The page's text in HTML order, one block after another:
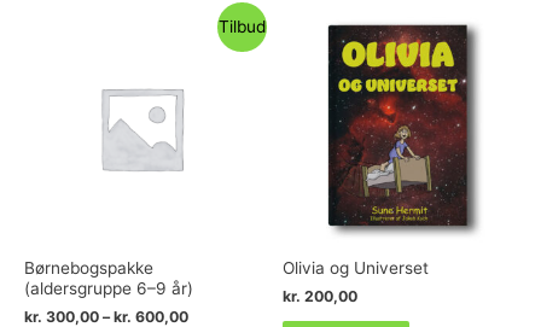
Tilbud
Børnebogspakke
(aldersgruppe 6–9 år)
kr. 300,00 – kr. 600,00
Olivia og Universet
kr. 200,00